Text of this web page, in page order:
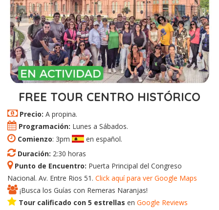
FREE TOUR CENTRO HISTÓRICO
Precio: A propina.
Programación: Lunes a Sábados.
Comienzo: 3pm
en español.
Duración: 2:30 horas
Punto de Encuentro: Puerta Principal del Congreso
Nacional. Av. Entre Rios 51. Click aquí para ver Google Maps
¡Busca los Guías con Remeras Naranjas!
Tour calificado con 5 estrellas en Google Reviews